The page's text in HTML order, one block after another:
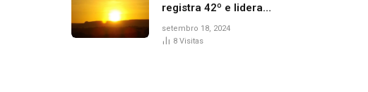
registra 42º e lidera
lista de cidades mais
quentes do país, diz
setembro 18, 2024
8 Visitas